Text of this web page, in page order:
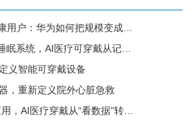
户：华为如何把规模变成数据
，AI医疗可穿戴从记录走向反馈
义智能可穿戴设备
，重新定义院外心脏急救
医疗穿戴从“看数据”转向“给行动”